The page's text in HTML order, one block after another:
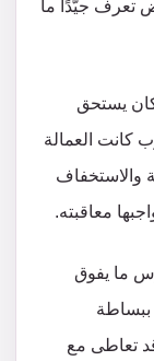
تعرف جيّدًا ما
كان يستحق
كانت العمالة
والاستخفاف
معاقبته.
ما يفوق
تعاطى مع